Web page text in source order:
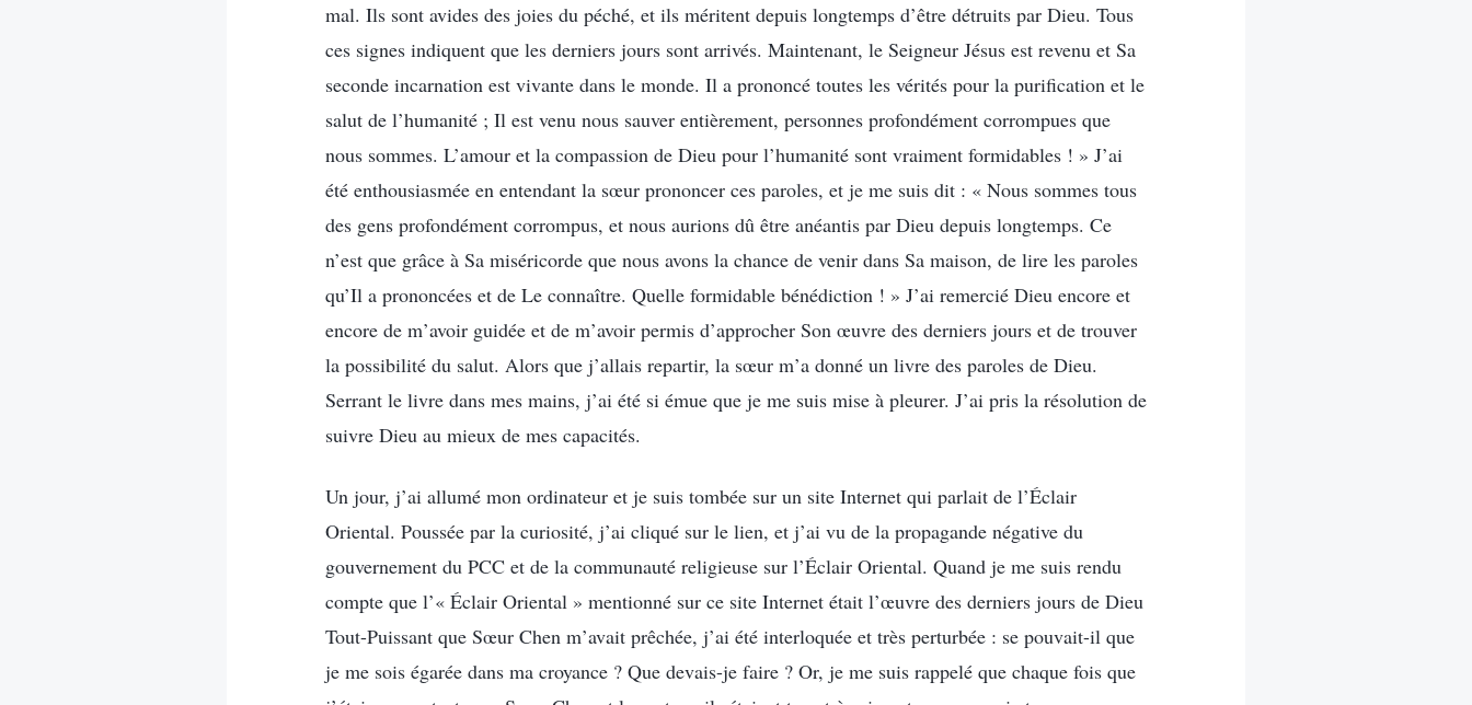
mal. Ils sont avides des joies du péché, et ils méritent depuis longtemps d’être détruits par Dieu. Tous
ces signes indiquent que les derniers jours sont arrivés. Maintenant, le Seigneur Jésus est revenu et Sa
seconde incarnation est vivante dans le monde. Il a prononcé toutes les vérités pour la purification et le
salut de l’humanité ; Il est venu nous sauver entièrement, personnes profondément corrompues que
nous sommes. L’amour et la compassion de Dieu pour l’humanité sont vraiment formidables ! » J’ai
été enthousiasmée en entendant la sœur prononcer ces paroles, et je me suis dit : « Nous sommes tous
des gens profondément corrompus, et nous aurions dû être anéantis par Dieu depuis longtemps. Ce
n’est que grâce à Sa miséricorde que nous avons la chance de venir dans Sa maison, de lire les paroles
qu’Il a prononcées et de Le connaître. Quelle formidable bénédiction ! » J’ai remercié Dieu encore et
encore de m’avoir guidée et de m’avoir permis d’approcher Son œuvre des derniers jours et de trouver
la possibilité du salut. Alors que j’allais repartir, la sœur m’a donné un livre des paroles de Dieu.
Serrant le livre dans mes mains, j’ai été si émue que je me suis mise à pleurer. J’ai pris la résolution de
suivre Dieu au mieux de mes capacités.
Un jour, j’ai allumé mon ordinateur et je suis tombée sur un site Internet qui parlait de l’Éclair
Oriental. Poussée par la curiosité, j’ai cliqué sur le lien, et j’ai vu de la propagande négative du
gouvernement du PCC et de la communauté religieuse sur l’Éclair Oriental. Quand je me suis rendu
compte que l’« Éclair Oriental » mentionné sur ce site Internet était l’œuvre des derniers jours de Dieu
Tout-Puissant que Sœur Chen m’avait prêchée, j’ai été interloquée et très perturbée : se pouvait-il que
je me sois égarée dans ma croyance ? Que devais-je faire ? Or, je me suis rappelé que chaque fois que